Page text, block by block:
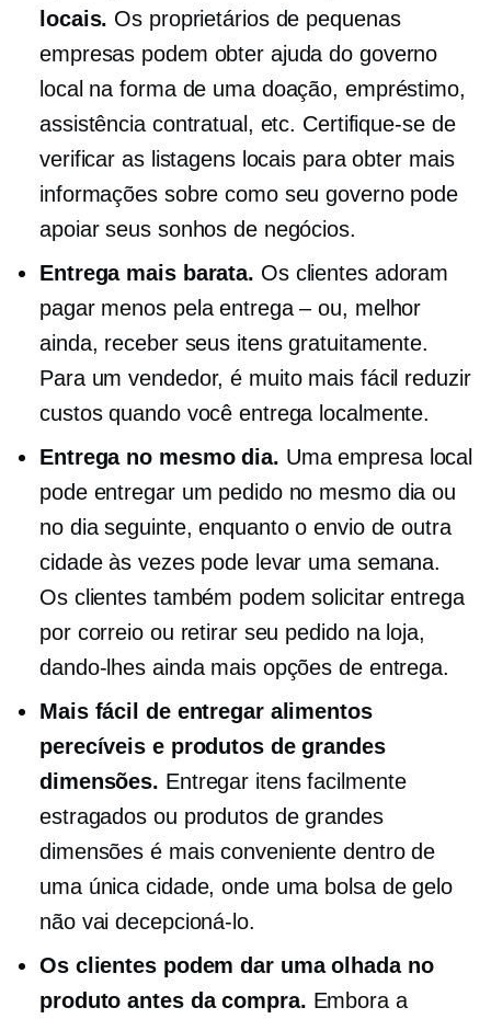
locais. Os proprietários de pequenas
empresas podem obter ajuda do governo
local na forma de uma doação, empréstimo,
assistência contratual, etc. Certifique-se de
verificar as listagens locais para obter mais
informações sobre como seu governo pode
apoiar seus sonhos de negócios.
Entrega mais barata. Os clientes adoram
pagar menos pela entrega – ou, melhor
ainda, receber seus itens gratuitamente.
Para um vendedor, é muito mais fácil reduzir
custos quando você entrega localmente.
Entrega no mesmo dia. Uma empresa local
pode entregar um pedido no mesmo dia ou
no dia seguinte, enquanto o envio de outra
cidade às vezes pode levar uma semana.
Os clientes também podem solicitar entrega
por correio ou retirar seu pedido na loja,
dando-lhes ainda mais opções de entrega.
Mais fácil de entregar alimentos
perecíveis e produtos de grandes
dimensões. Entregar itens facilmente
estragados ou produtos de grandes
dimensões é mais conveniente dentro de
uma única cidade, onde uma bolsa de gelo
não vai decepcioná-lo.
Os clientes podem dar uma olhada no
produto antes da compra. Embora a